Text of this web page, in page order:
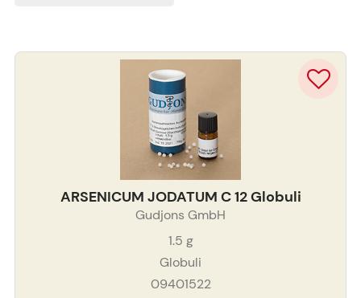
ARSENICUM JODATUM C 12 Globuli
Gudjons GmbH
1.5 g
Globuli
09401522